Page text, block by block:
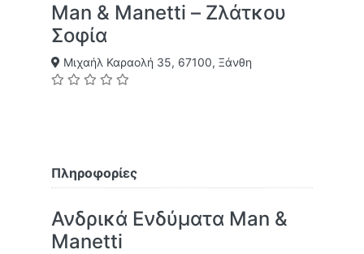
Man & Manetti – Ζλάτκου
Σοφία
Μιχαήλ Καραολή 35, 67100, Ξάνθη
Πληροφορίες
Ανδρικά Ενδύματα Man &
Manetti